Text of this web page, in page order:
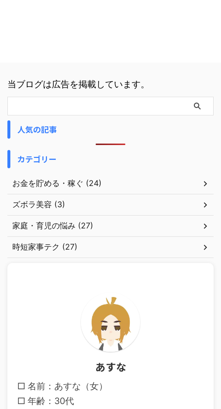
当ブログは広告を掲載しています。
人気の記事
カテゴリー
お金を貯める・稼ぐ (24)
ズボラ美容 (3)
家庭・育児の悩み (27)
時短家事テク (27)
あすな
□ 名前：あすな（女）
□ 年齢：30代